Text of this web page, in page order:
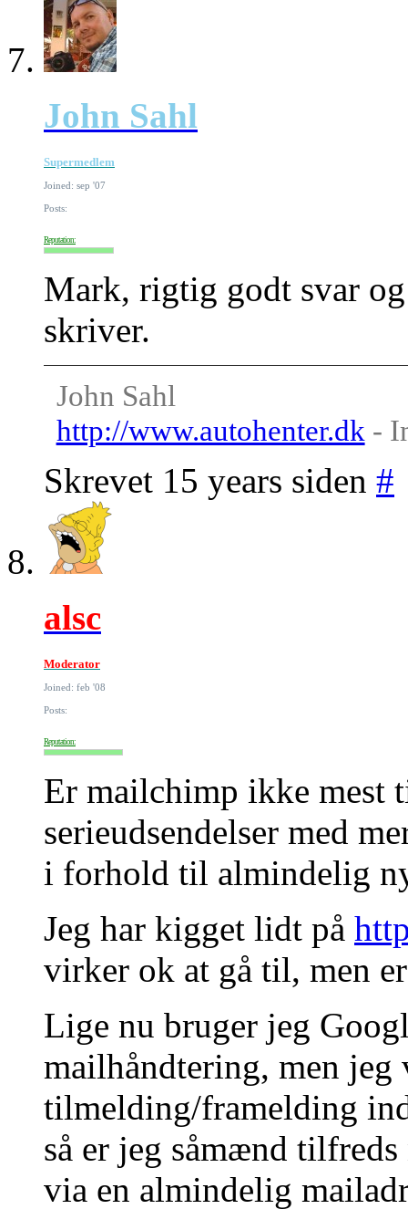
John Sahl
Supermedlem
Joined: sep '07
Posts:
Reputation:
Mark, rigtig godt svar
skriver.
John Sahl
http://www.autohenter.dk -
Skrevet 15 years siden #
alsc
Moderator
Joined: feb '08
Posts:
Reputation:
Er mailchimp ikke mest
serieudsendelser med
i forhold til almindelig
Jeg har kigget lidt på
virker ok at gå til, men
Lige nu bruger jeg
mailhåndtering, men jeg
tilmelding/framelding
så er jeg såmænd
via en almindelig